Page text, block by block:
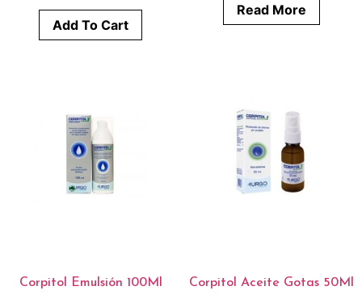
Add To Cart
Read More
Corpitol Emulsión 100Ml Corpitol Aceite Gotas 50Ml